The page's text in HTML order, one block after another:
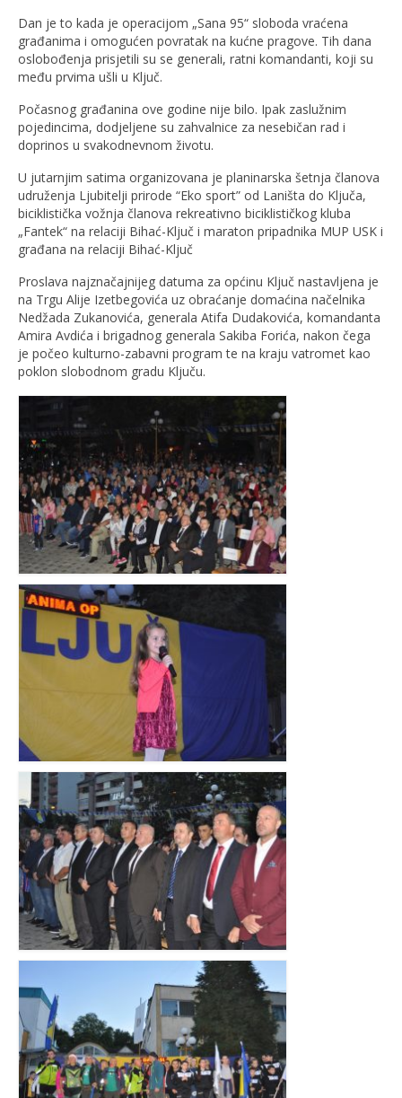
Dan je to kada je operacijom „Sana 95“ sloboda vraćena
građanima i omogućen povratak na kućne pragove. Tih dana
oslobođenja prisjetili su se generali, ratni komandanti, koji su
među prvima ušli u Ključ.
Počasnog građanina ove godine nije bilo. Ipak zaslužnim
pojedincima, dodjeljene su zahvalnice za nesebičan rad i
doprinos u svakodnevnom životu.
U jutarnjim satima organizovana je planinarska šetnja članova
udruženja Ljubitelji prirode “Eko sport” od Laništa do Ključa,
biciklistička vožnja članova rekreativno biciklističkog kluba
„Fantek“ na relaciji Bihać-Ključ i maraton pripadnika MUP USK i
građana na relaciji Bihać-Ključ
Proslava najznačajnijeg datuma za općinu Ključ nastavljena je
na Trgu Alije Izetbegovića uz obraćanje domaćina načelnika
Nedžada Zukanovića, generala Atifa Dudakovića, komandanta
Amira Avdića i brigadnog generala Sakiba Forića, nakon čega
je počeo kulturno-zabavni program te na kraju vatromet kao
poklon slobodnom gradu Ključu.